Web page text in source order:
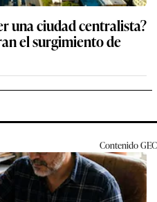
una ciudad centralista?
el surgimiento de
ContenidoGEC